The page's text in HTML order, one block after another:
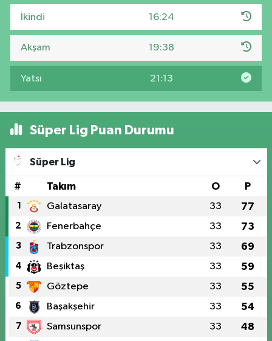
İkindi 16:24
Akşam 19:38
Yatsı 21:13
Süper Lig Puan Durumu
Süper Lig
# Takım O P
1 Galatasaray 33 77
2 Fenerbahçe 33 73
3 Trabzonspor 33 69
4 Beşiktaş 33 59
5 Göztepe 33 55
6 Başakşehir 33 54
7 Samsunspor 33 48